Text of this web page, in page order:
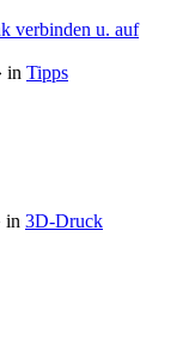
verbinden u. auf
in Tipps
in 3D-Druck